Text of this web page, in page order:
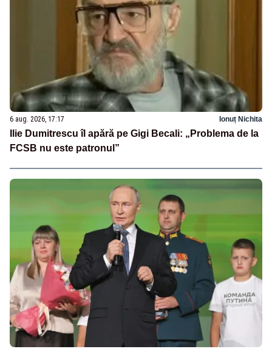
6 aug. 2026, 17:17 Ionuț Nichita
Ilie Dumitrescu îl apără pe Gigi Becali: „Problema de la
FCSB nu este patronul”